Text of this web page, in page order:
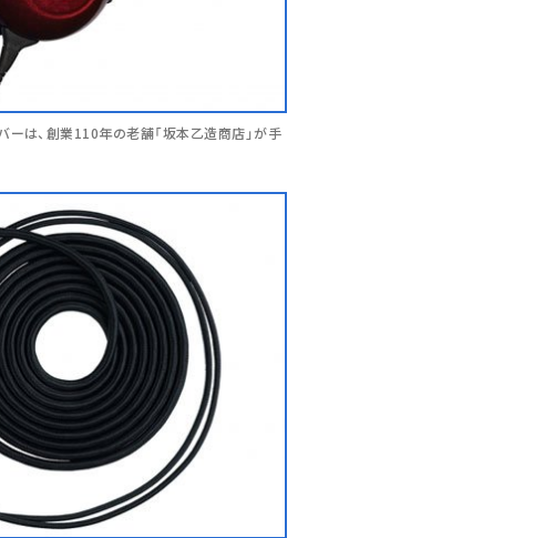
は、創業110年の老舗「坂本乙造商店」が手